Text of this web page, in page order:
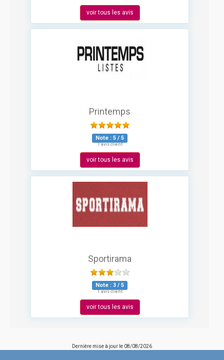
voir tous les avis
Printemps
Note : 5 / 5
1 avis client
voir tous les avis
Sportirama
Note : 3 / 5
1 avis client
voir tous les avis
Dernière mise à jour le 08/08/2026